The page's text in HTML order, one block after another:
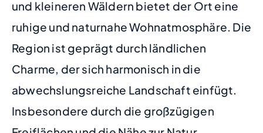
und kleineren Wäldern bietet der Ort eine
ruhige und naturnahe Wohnatmosphäre. Die
Region ist geprägt durch ländlichen
Charme, der sich harmonisch in die
abwechslungsreiche Landschaft einfügt.
Insbesondere durch die großzügigen